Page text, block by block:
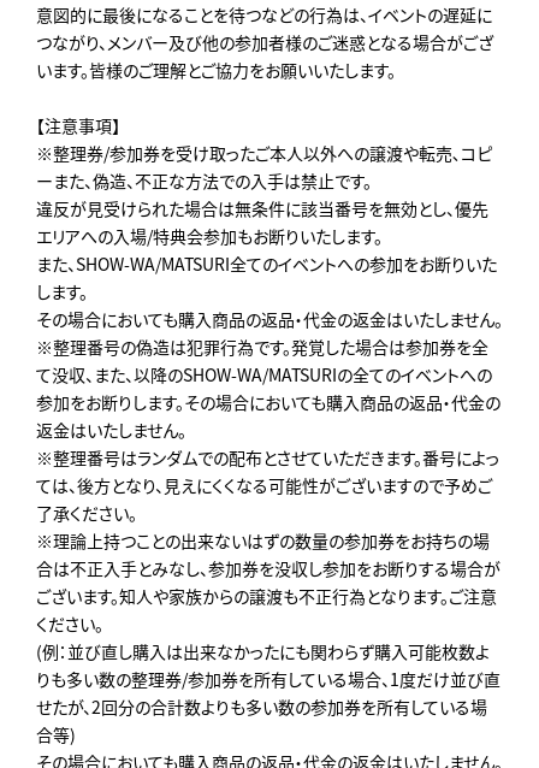
意図的に最後になることを待つなどの行為は、イベントの遅延に
つながり、メンバー及び他の参加者様のご迷惑となる場合がござ
います。皆様のご理解とご協力をお願いいたします。
【注意事項】
※整理券/参加券を受け取ったご本人以外への譲渡や転売､コピ
ーまた、偽造、不正な方法での入手は禁止です。
違反が見受けられた場合は無条件に該当番号を無効とし、優先
エリアへの入場/特典会参加もお断りいたします。
また、SHOW-WA/MATSURI全てのイベントへの参加をお断りいた
します。
その場合においても購入商品の返品・代金の返金はいたしません。
※整理番号の偽造は犯罪行為です。発覚した場合は参加券を全
て没収、また、以降のSHOW-WA/MATSURIの全てのイベントへの
参加をお断りします。その場合においても購入商品の返品・代金の
返金はいたしません。
※整理番号はランダムでの配布とさせていただきます。番号によっ
ては、後方となり、見えにくくなる可能性がございますので予めご
了承ください。
※理論上持つことの出来ないはずの数量の参加券をお持ちの場
合は不正入手とみなし、参加券を没収し参加をお断りする場合が
ございます。知人や家族からの譲渡も不正行為となります。ご注意
ください。
(例：並び直し購入は出来なかったにも関わらず購入可能枚数よ
りも多い数の整理券/参加券を所有している場合、1度だけ並び直
せたが、2回分の合計数よりも多い数の参加券を所有している場
合等)
その場合においても購入商品の返品・代金の返金はいたしません。